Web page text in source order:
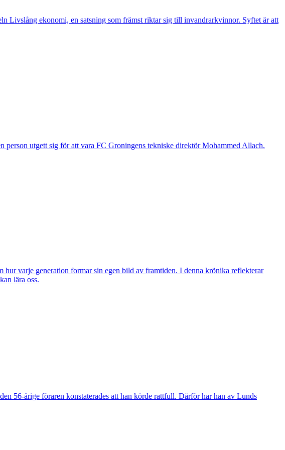
ekonomi, en satsning som främst riktar sig till invandrarkvinnor. Syftet är att
utgett sig för att vara FC Groningens tekniske direktör Mohammed Allach.
hur varje generation formar sin egen bild av framtiden. I denna krönika reflekterar
lära oss.
56-årige föraren konstaterades att han körde rattfull. Därför har han av Lunds